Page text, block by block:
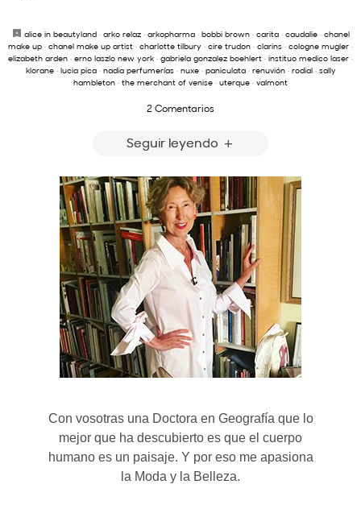
alice in beautyland· arko relaz· arkopharma· bobbi brown· carita· caudalie· chanel
make up · chanel make up artist · charlotte tilbury · cire trudon · clarins · cologne mugler ·
elizabeth arden · erno laszlo new york · gabriela gonzalez boehlert · instituo medico laser ·
klorane· lucia pica· nadia perfumerías· nuxe· paniculata· renuvión· rodial· sally
hambleton · the merchant of venise · uterque · valmont
2 Comentarios
Seguir leyendo
Con vosotras una Doctora en Geografía que lo
mejor que ha descubierto es que el cuerpo
humano es un paisaje. Y por eso me apasiona
la Moda y la Belleza.